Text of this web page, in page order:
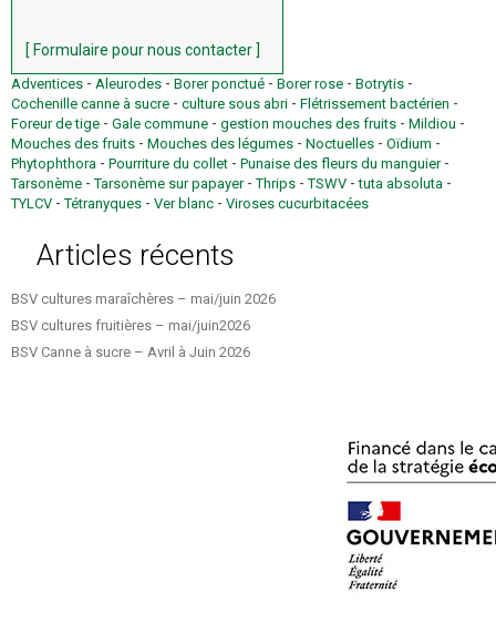
[ Formulaire pour nous contacter ]
Adventices - Aleurodes - Borer ponctué - Borer rose - Botrytis -
Cochenille canne à sucre - culture sous abri - Flétrissement bactérien -
Foreur de tige - Gale commune - gestion mouches des fruits - Mildiou -
Mouches des fruits - Mouches des légumes - Noctuelles - Oïdium -
Phytophthora - Pourriture du collet - Punaise des fleurs du manguier-
Tarsonème -Tarsonème sur papayer-Thrips -TSWV -tuta absoluta -
TYLCV -Tétranyques - Ver blanc - Viroses cucurbitacées
Articles récents
BSV cultures maraîchères – mai/juin 2026
BSV cultures fruitières – mai/juin2026
BSV Canne à sucre – Avril à Juin 2026